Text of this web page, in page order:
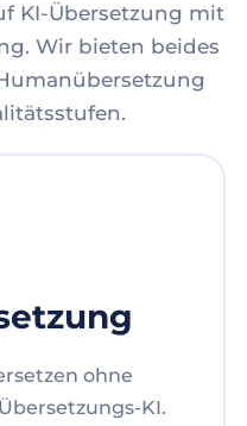
KI-Übersetzung mit
Wir bieten beides
ohne
KI.